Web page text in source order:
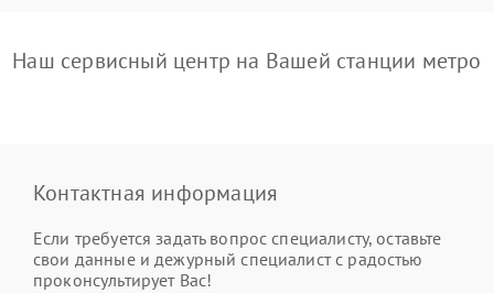
Наш сервисный центр на Вашей станции метро
Контактная информация
Если требуется задать вопрос специалисту, оставьте
свои данные и дежурный специалист с радостью
проконсультирует Вас!